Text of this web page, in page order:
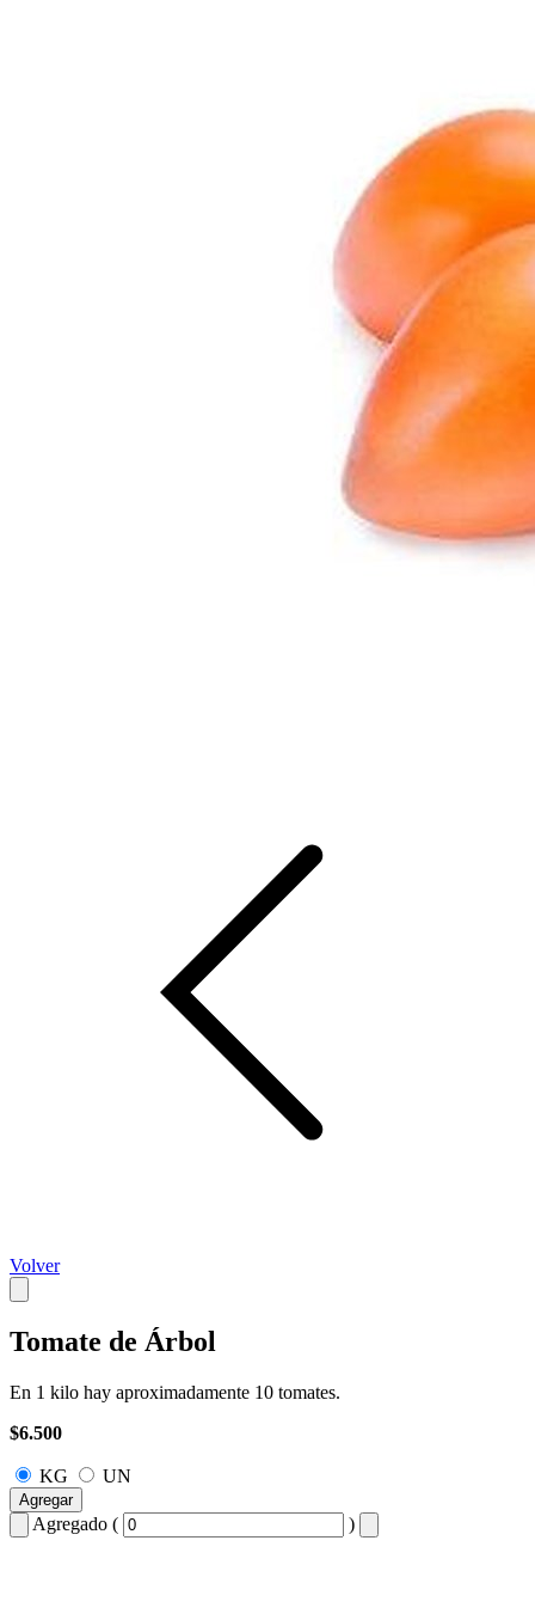
Volver
Tomate de Árbol
En 1 kilo hay aproximadamente 10 tomates.
$6.500
KG UN
Agregar
Agregado ( )